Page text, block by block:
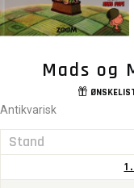
Mads og
Antikvarisk
Stand